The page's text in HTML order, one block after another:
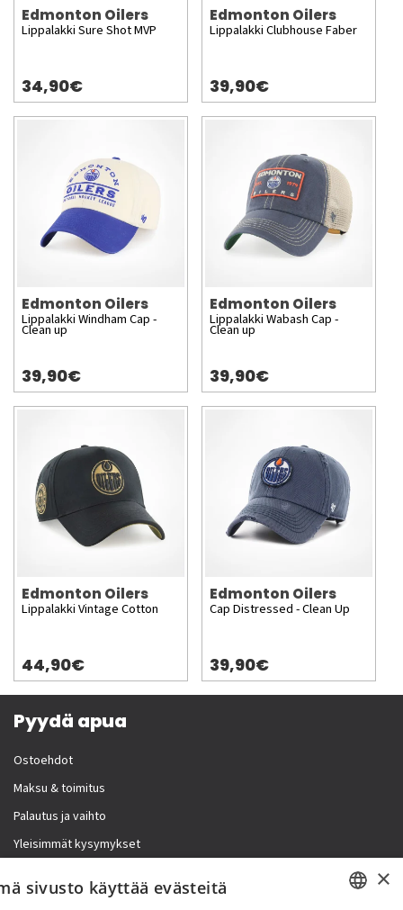
Edmonton Oilers
Lippalakki Sure Shot MVP
34,90€
Edmonton Oilers
Lippalakki Clubhouse Faber
39,90€
Edmonton Oilers
Lippalakki Windham Cap -
Clean up
39,90€
Edmonton Oilers
Lippalakki Wabash Cap -
Clean up
39,90€
Edmonton Oilers
Lippalakki Vintage Cotton
44,90€
Edmonton Oilers
Cap Distressed - Clean Up
39,90€
Pyydä apua
Ostoehdot
Maksu & toimitus
Palautus ja vaihto
Yleisimmät kysymykset
Lisää meistä ×
sivusto käyttää evästeitä